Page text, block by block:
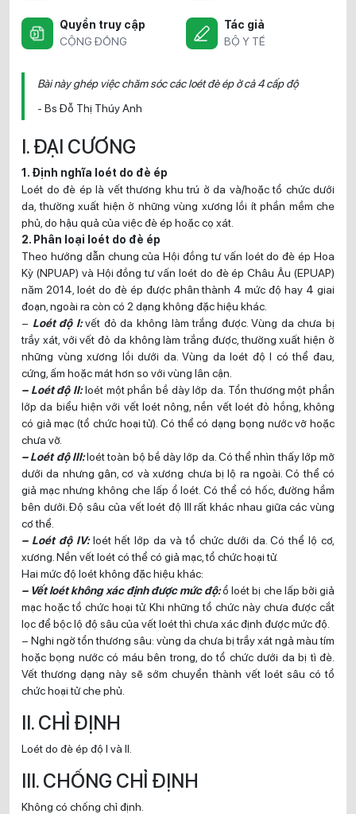
Quyền truy cập
CỘNG ĐỒNG
Tác giả
BỘ Y TẾ
Bài này ghép việc chăm sóc các loét đè ép ở cả 4 cấp độ
- Bs Đỗ Thị Thúy Anh
I. ĐẠI CƯƠNG
1. Định nghĩa loét do đè ép
Loét do đè ép là vết thương khu trú ở da và/hoặc tổ chức dưới
da, thường xuất hiện ở những vùng xương lồi ít phần mềm che
phủ, do hậu quả của việc đè ép hoặc cọ xát.
2. Phân loại loét do đè ép
Theo hướng dẫn chung của Hội đồng tư vấn loét do đè ép Hoa
Kỳ (NPUAP) và Hội đồng tư vấn loét do đè ép Châu Âu (EPUAP)
năm 2014, loét do đè ép được phân thành 4 mức độ hay 4 giai
đoạn, ngoài ra còn có 2 dạng không đặc hiệu khác.
– Loét độ I:vết đỏ da không làm trắng được. Vùng da chưa bị
trầy xát, với vết đỏ da không làm trắng được, thường xuất hiện ở
những vùng xương lồi dưới da. Vùng da loét độ I có thể đau,
cứng, ấm hoặc mát hơn so với vùng lân cận.
– Loét độ II:loét một phần bề dày lớp da. Tổn thương một phần
lớp da biểu hiện với vết loét nông, nền vết loét đỏ hồng, không
có giả mạc (tổ chức hoại tử). Có thể có dạng bọng nước vỡ hoặc
chưa vỡ.
– Loét độ III:loét toàn bộ bề dày lớp da. Có thể nhìn thấy lớp mỡ
dưới da nhưng gân, cơ và xương chưa bị lộ ra ngoài. Có thể có
giả mạc nhưng không che lấp ổ loét. Có thể có hốc, đường hầm
bên dưới. Độ sâu của vết loét độ III rất khác nhau giữa các vùng
cơ thể.
– Loét độ IV:loét hết lớp da và tổ chức dưới da. Có thể lộ cơ,
xương. Nền vết loét có thể có giả mạc, tổ chức hoại tử.
Hai mức độ loét không đặc hiệu khác:
– Vết loét không xác định được mức độ:ổ loét bị che lấp bởi giả
mạc hoặc tổ chức hoại tử. Khi những tổ chức này chưa được cắt
lọc để bộc lộ độ sâu của vết loét thì chưa xác định được mức độ.
– Nghi ngờ tổn thương sâu: vùng da chưa bị trầy xát ngả màu tím
hoặc bọng nước có máu bên trong, do tổ chức dưới da bị tì đè.
Vết thương dạng này sẽ sớm chuyển thành vết loét sâu có tổ
chức hoại tử che phủ.
II. CHỈ ĐỊNH
Loét do đè ép độ I và II.
III. CHỐNG CHỈ ĐỊNH
Không có chống chỉ định.